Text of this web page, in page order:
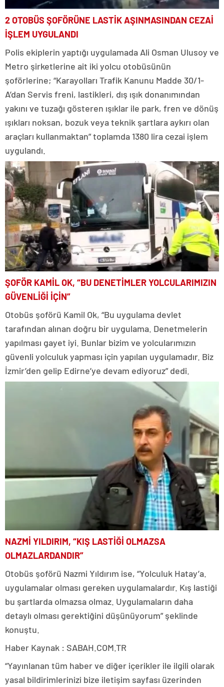
2 OTOBÜS ŞOFÖRÜNE LASTİK AŞINMASINDAN CEZAİ
İŞLEM UYGULANDI
Polis ekiplerin yaptığı uygulamada Ali Osman Ulusoy ve
Metro şirketlerine ait iki yolcu otobüsünün
şoförlerine; “Karayolları Trafik Kanunu Madde 30/1-
A’dan Servis freni, lastikleri, dış ışık donanımından
yakını ve tuzağı gösteren ışıklar ile park, fren ve dönüş
ışıkları noksan, bozuk veya teknik şartlara aykırı olan
araçları kullanmaktan” toplamda 1380 lira cezai işlem
uygulandı.
ŞOFÖR KAMİL OK, “BU DENETİMLER YOLCULARIMIZIN
GÜVENLİĞİ İÇİN”
Otobüs şoförü Kamil Ok, “Bu uygulama devlet
tarafından alınan doğru bir uygulama. Denetmelerin
yapılması gayet iyi. Bunlar bizim ve yolcularımızın
güvenli yolculuk yapması için yapılan uygulamadır. Biz
İzmir’den gelip Edirne’ye devam ediyoruz” dedi.
NAZMİ YILDIRIM, “KIŞ LASTİĞİ OLMAZSA
OLMAZLARDANDIR”
Otobüs şoförü Nazmi Yıldırım ise, “Yolculuk Hatay’a.
uygulamalar olması gereken uygulamalardır. Kış lastiği
bu şartlarda olmazsa olmaz. Uygulamaların daha
detaylı olması gerektiğini düşünüyorum” şeklinde
konuştu.
Haber Kaynak : SABAH.COM.TR
“Yayınlanan tüm haber ve diğer içerikler ile ilgili olarak
yasal bildirimlerinizi bize iletişim sayfası üzerinden